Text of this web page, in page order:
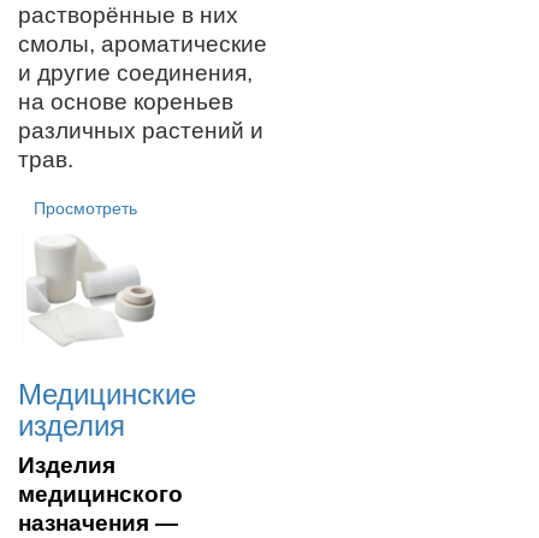
растворённые в них
смолы, ароматические
и другие соединения,
на основе кореньев
различных растений и
трав.
Просмотреть
Медицинские
изделия
Изделия
медицинского
назначения —